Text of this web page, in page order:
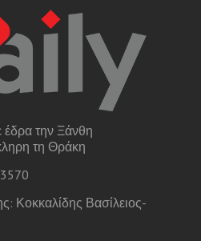
έδρα την Ξάνθη
τη Θράκη
Κοκκαλίδης Βασίλειος-